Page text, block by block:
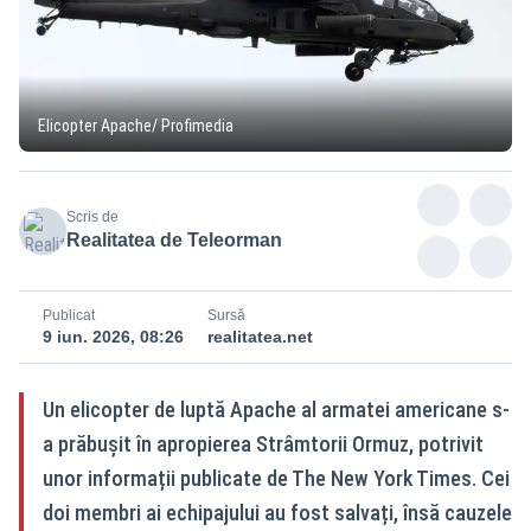
Elicopter Apache/ Profimedia
Scris de
Realitatea de Teleorman
Publicat
9 iun. 2026, 08:26
Sursă
realitatea.net
Un elicopter de luptă Apache al armatei americane s-
a prăbușit în apropierea Strâmtorii Ormuz, potrivit
unor informații publicate de The New York Times. Cei
doi membri ai echipajului au fost salvați, însă cauzele